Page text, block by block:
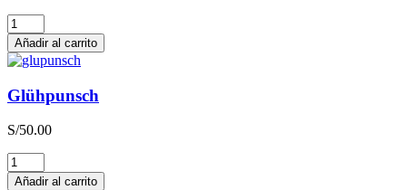
Relax
Zero
Chardonnay
cantidad
Añadir al carrito
Glühpunsch
S/50.00
Glühpunsch
cantidad
Añadir al carrito